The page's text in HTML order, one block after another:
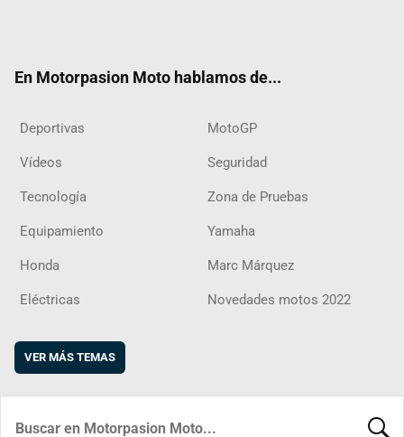
En Motorpasion Moto hablamos de...
Deportivas MotoGP
Vídeos Seguridad
Tecnología Zona de Pruebas
Equipamiento Yamaha
Honda Marc Márquez
Eléctricas Novedades motos 2022
VER MÁS TEMAS